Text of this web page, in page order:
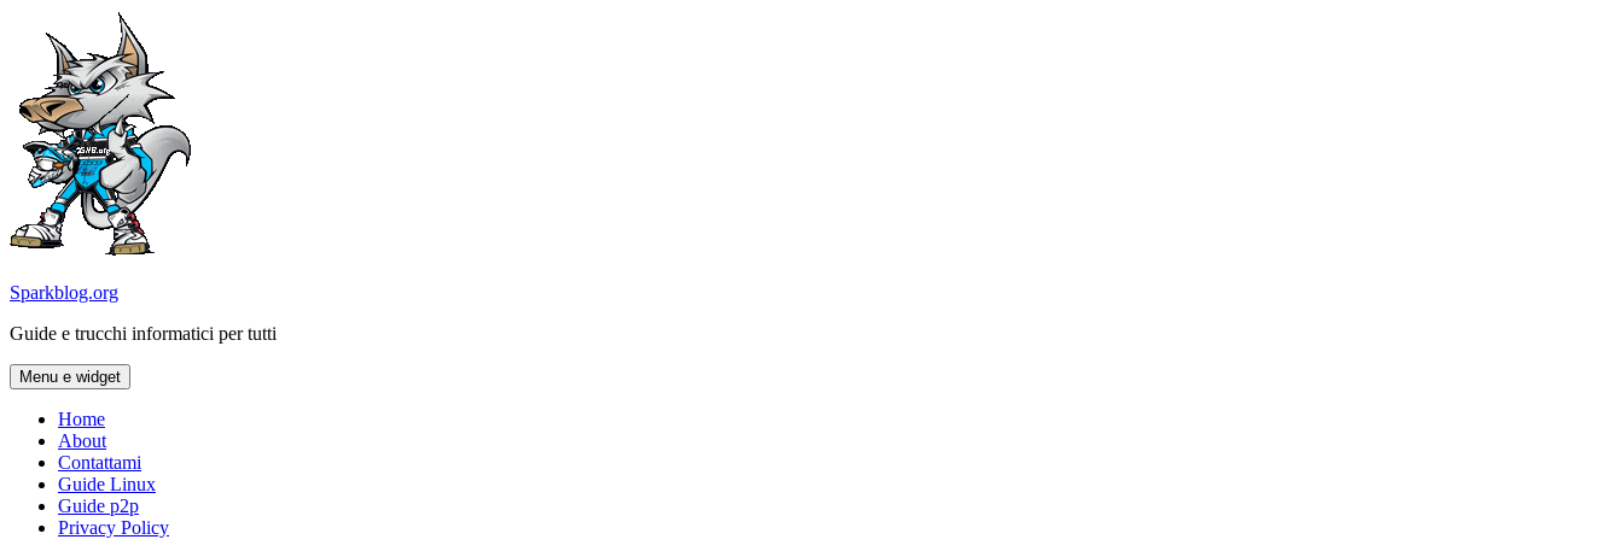
contenuto
Sparkblog.org
Guide e trucchi informatici per tutti
Menu e widget
Home
About
Contattami
Guide Linux
Guide p2p
Privacy Policy